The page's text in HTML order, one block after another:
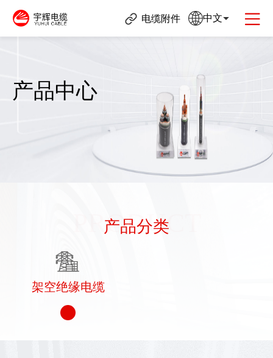
电缆附件 中文
产品中心
PRODUCT
产品分类
架空绝缘电缆